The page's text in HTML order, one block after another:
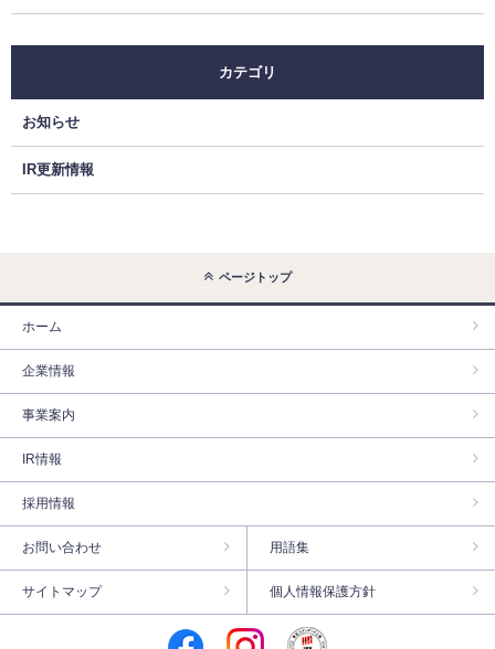
カテゴリ
お知らせ
IR更新情報
ページトップ
ホーム
企業情報
事業案内
IR情報
採用情報
お問い合わせ 用語集
サイトマップ 個人情報保護方針